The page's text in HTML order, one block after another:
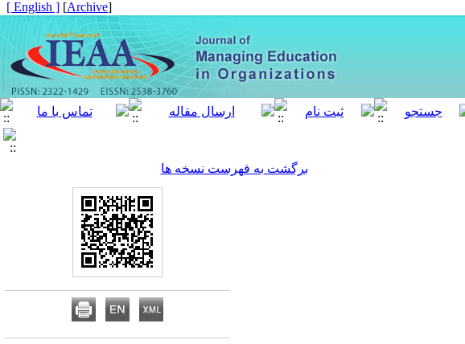
[
Archive
]
[ English ]
برگشت به فهرست نسخه ها